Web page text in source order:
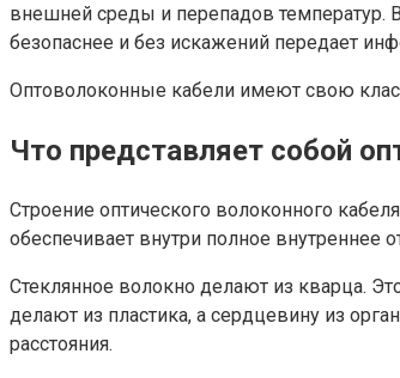
внешней среды и перепадов
безопаснее и без искажений передает
Оптоволоконные кабели имеют свою
Что представляет собой
Строение оптического волоконного
обеспечивает внутри полное внутреннее
Стеклянное волокно делают из кварца.
делают из пластика, а сердцевину из
расстояния.